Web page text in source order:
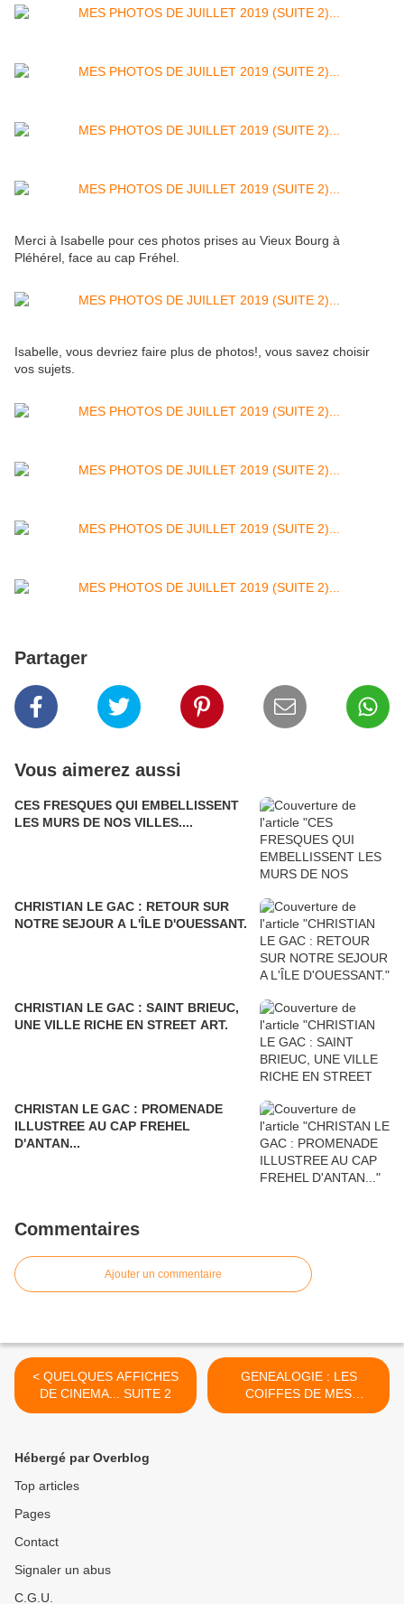
Merci à Isabelle pour ces photos prises au Vieux Bourg à
Pléhérel, face au cap Fréhel.
Isabelle, vous devriez faire plus de photos!, vous savez choisir
vos sujets.
Partager
Vous aimerez aussi
CES FRESQUES QUI EMBELLISSENT
LES MURS DE NOS VILLES....
CHRISTIAN LE GAC : RETOUR SUR
NOTRE SEJOUR A L'ÎLE D'OUESSANT.
CHRISTIAN LE GAC : SAINT BRIEUC,
UNE VILLE RICHE EN STREET ART.
CHRISTAN LE GAC : PROMENADE
ILLUSTREE AU CAP FREHEL
D'ANTAN...
Commentaires
Ajouter un commentaire
< QUELQUES AFFICHES
DE CINEMA... SUITE 2
GENEALOGIE : LES
COIFFES DE MES
AIEULES. >
Hébergé par Overblog
Top articles
Pages
Contact
Signaler un abus
C.G.U.